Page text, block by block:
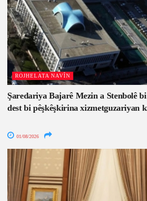
ROJHELATA NAVÎN
Şaredariya Bajarê Mezin a Stenbolê
dest bi pêşkêşkirina xizmetguzariyan
01/08/2026